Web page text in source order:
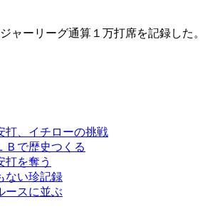
ャーリーグ通算１万打席を記録した。
打、イチローの挑戦
Ｂで歴史つくる
打を奪う
ない珍記録
ースに並ぶ